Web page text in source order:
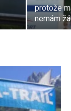
protože
nemám